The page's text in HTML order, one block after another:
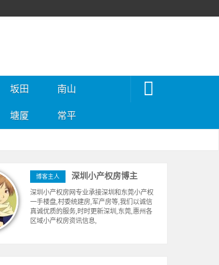
坂田 南山
塘厦 常平
博客主人 深圳小产权房博主
深圳小产权房网专业承接深圳和东莞小产权
一手楼盘,村委统建房,军产房等,我们以诚信
真诚优质的服务,时时更新深圳,东莞,惠州各
区域小产权房资讯信息,